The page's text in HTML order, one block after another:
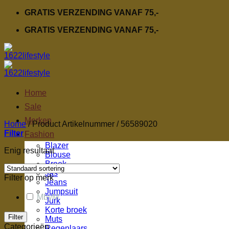
inhoud
GRATIS VERZENDING VANAF 75,-
GRATIS VERZENDING VANAF 75,-
Home
Sale
Merken
Fashion
Blazer
Blouse
Broek
Jas
Jeans
Jumpsuit
Jurk
Korte broek
Muts
Home /Product Artikelnummer /56589020
Filter
Enig resultaat
Filter op merk
MbyM
Filter
Categorieën